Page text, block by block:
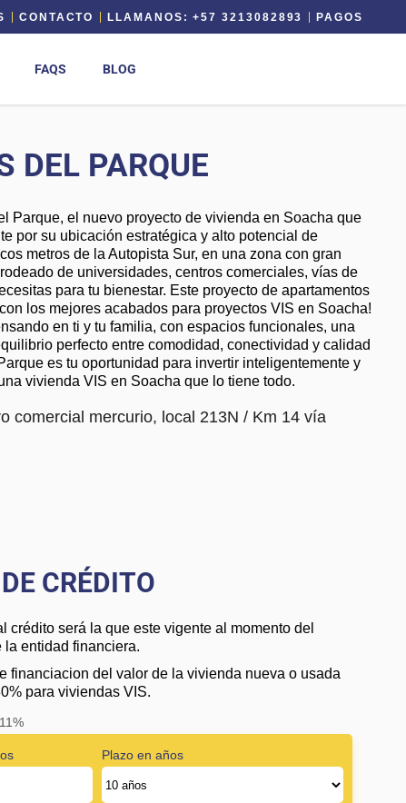
CONTACTO LLAMANOS: +57 3213082893 PAGOS
FAQS BLOG
DEL PARQUE
Parque, el nuevo proyecto de vivienda en Soacha que
por su ubicación estratégica y alto potencial de
metros de la Autopista Sur, en una zona con gran
de universidades, centros comerciales, vías de
para tu bienestar. Este proyecto de apartamentos
los mejores acabados para proyectos VIS en Soacha!
en ti y tu familia, con espacios funcionales, una
perfecto entre comodidad, conectividad y calidad
es tu oportunidad para invertir inteligentemente y
vivienda VIS en Soacha que lo tiene todo.
comercial mercurio, local 213N / Km 14 vía
CRÉDITO
crédito será la que este vigente al momento del
la entidad financiera.
financiacion del valor de la vivienda nueva o usada
para viviendas VIS.
Plazo en años